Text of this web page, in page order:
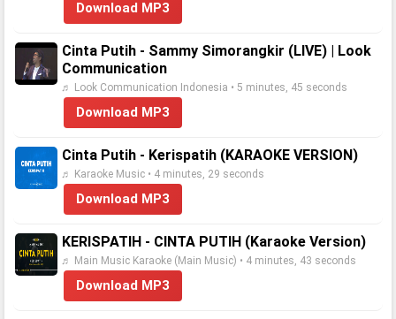
Download MP3
Cinta Putih - Sammy Simorangkir (LIVE) | Look
Communication
♬ Look Communication Indonesia • 5 minutes, 45 seconds
Download MP3
Cinta Putih - Kerispatih (KARAOKE VERSION)
♬ Karaoke Music • 4 minutes, 29 seconds
Download MP3
KERISPATIH - CINTA PUTIH (Karaoke Version)
♬ Main Music Karaoke (Main Music) • 4 minutes, 43 seconds
Download MP3